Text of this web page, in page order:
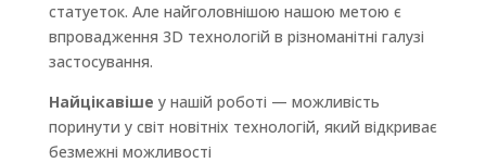
статуеток. Але найголовнішою нашою метою є
впровадження 3D технологій в різноманітні галузі
застосування.
Найцікавіше у нашій роботі — можливість
поринути у світ новітніх технологій, який відкриває
безмежні можливості